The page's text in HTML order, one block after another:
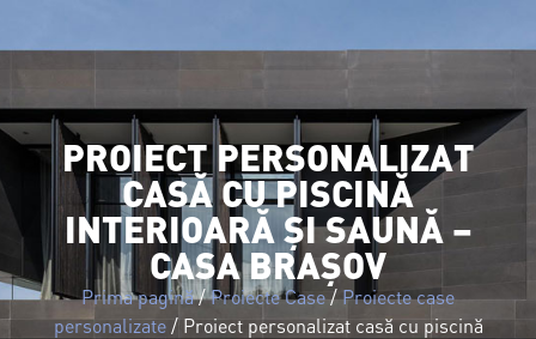
PROIECT PERSONALIZAT
CASĂ CU PISCINĂ
INTERIOARĂ ȘI SAUNĂ –
CASA BRAȘOV
Prima pagină/Proiecte Case/Proiecte case
personalizate/ Proiect personalizat casă cu piscină